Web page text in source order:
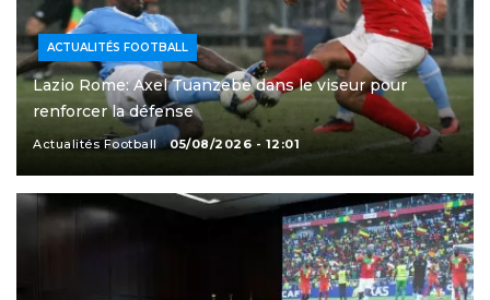
ACTUALITÉS FOOTBALL
Lazio Rome: Axel Tuanzebe dans le viseur pour
renforcer la défense
Actualités Football 05/08/2026 - 12:01